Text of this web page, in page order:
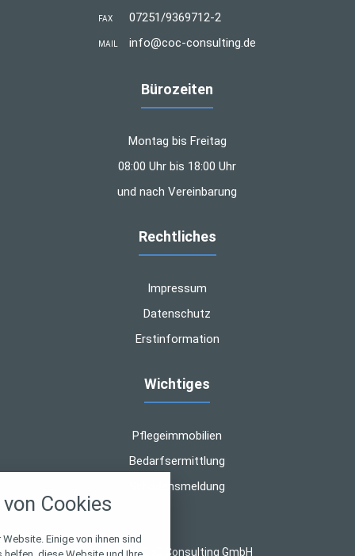
FAX 07251/9369712-2
MAIL info@coc-consulting.de
Bürozeiten
Montag bis Freitag
08:00 Uhr bis 18:00 Uhr
und nach Vereinbarung
Rechtliches
Impressum
Datenschutz
Erstinformation
Wichtiges
Pflegeimmobilien
Bedarfsermittlung
Schadensmeldung
© 2026 CoC Consulting GmbH
Cookies
Einige von ihnen sind
alle verwendeten Cookies und
zu blockieren.